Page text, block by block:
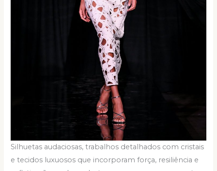
Silhuetas audaciosas, trabalhos detalhados com cristais
e tecidos luxuosos que incorporam força, resiliência e